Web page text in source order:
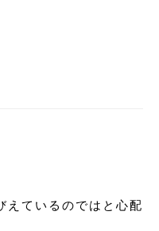
えているのではと心配